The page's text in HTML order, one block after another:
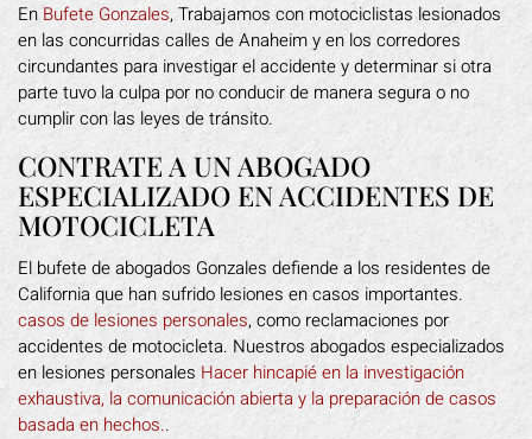
En Bufete Gonzales, Trabajamos con motociclistas lesionados
en las concurridas calles de Anaheim y en los corredores
circundantes para investigar el accidente y determinar si otra
parte tuvo la culpa por no conducir de manera segura o no
cumplir con las leyes de tránsito.
CONTRATE A UN ABOGADO
ESPECIALIZADO EN ACCIDENTES DE
MOTOCICLETA
El bufete de abogados Gonzales defiende a los residentes de
California que han sufrido lesiones en casos importantes.
casos de lesiones personales, como reclamaciones por
accidentes de motocicleta. Nuestros abogados especializados
en lesiones personales Hacer hincapié en la investigación
exhaustiva, la comunicación abierta y la preparación de casos
basada en hechos..